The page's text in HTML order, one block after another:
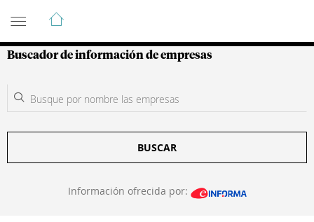
Guía de Empresas Colombianas
Buscador de información de empresas
BUSCAR
Información ofrecida por: